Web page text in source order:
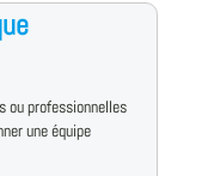
ou professionnelles
une équipe